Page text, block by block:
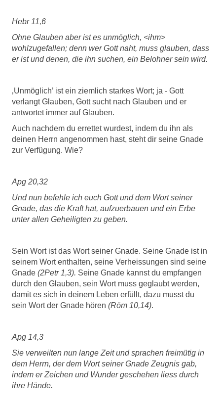
Hebr 11,6
Ohne Glauben aber ist es unmöglich, <ihm>
wohlzugefallen; denn wer Gott naht, muss glauben, dass
er ist und denen, die ihn suchen, ein Belohner sein wird.
‚Unmöglich’ ist ein ziemlich starkes Wort; ja - Gott
verlangt Glauben, Gott sucht nach Glauben und er
antwortet immer auf Glauben.
Auch nachdem du errettet wurdest, indem du ihn als
deinen Herrn angenommen hast, steht dir seine Gnade
zur Verfügung. Wie?
Apg 20,32
Und nun befehle ich euch Gott und dem Wort seiner
Gnade, das die Kraft hat, aufzuerbauen und ein Erbe
unter allen Geheiligten zu geben.
Sein Wort ist das Wort seiner Gnade. Seine Gnade ist in
seinem Wort enthalten, seine Verheissungen sind seine
Gnade (2Petr 1,3). Seine Gnade kannst du empfangen
durch den Glauben, sein Wort muss geglaubt werden,
damit es sich in deinem Leben erfüllt, dazu musst du
sein Wort der Gnade hören (Röm 10,14).
Apg 14,3
Sie verweilten nun lange Zeit und sprachen freimütig in
dem Herrn, der dem Wort seiner Gnade Zeugnis gab,
indem er Zeichen und Wunder geschehen liess durch
ihre Hände.